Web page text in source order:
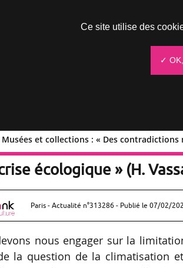
Musées et collections : « Des contradictions
et collections : « Des
écologique » (H.
Paris - Actualité n°313286 - Publié le 07/02/
nous engager sur la
la question de la climatisation
Ce site utilise des
✓